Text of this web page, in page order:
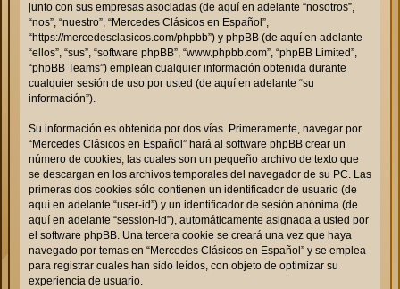
junto con sus empresas asociadas (de aquí en adelante “nosotros”,
“nos”, “nuestro”, “Mercedes Clásicos en Español”,
“https://mercedesclasicos.com/phpbb”) y phpBB (de aquí en adelante
“ellos”, “sus”, “software phpBB”, “www.phpbb.com”, “phpBB Limited”,
“phpBB Teams”) emplean cualquier información obtenida durante
cualquier sesión de uso por usted (de aquí en adelante “su
información”).
Su información es obtenida por dos vías. Primeramente, navegar por
“Mercedes Clásicos en Español” hará al software phpBB crear un
número de cookies, las cuales son un pequeño archivo de texto que
se descargan en los archivos temporales del navegador de su PC. Las
primeras dos cookies sólo contienen un identificador de usuario (de
aquí en adelante “user-id”) y un identificador de sesión anónima (de
aquí en adelante “session-id”), automáticamente asignada a usted por
el software phpBB. Una tercera cookie se creará una vez que haya
navegado por temas en “Mercedes Clásicos en Español” y se emplea
para registrar cuales han sido leídos, con objeto de optimizar su
experiencia de usuario.